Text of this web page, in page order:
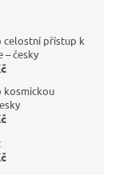
celostní přístup k
– česky
kosmickou